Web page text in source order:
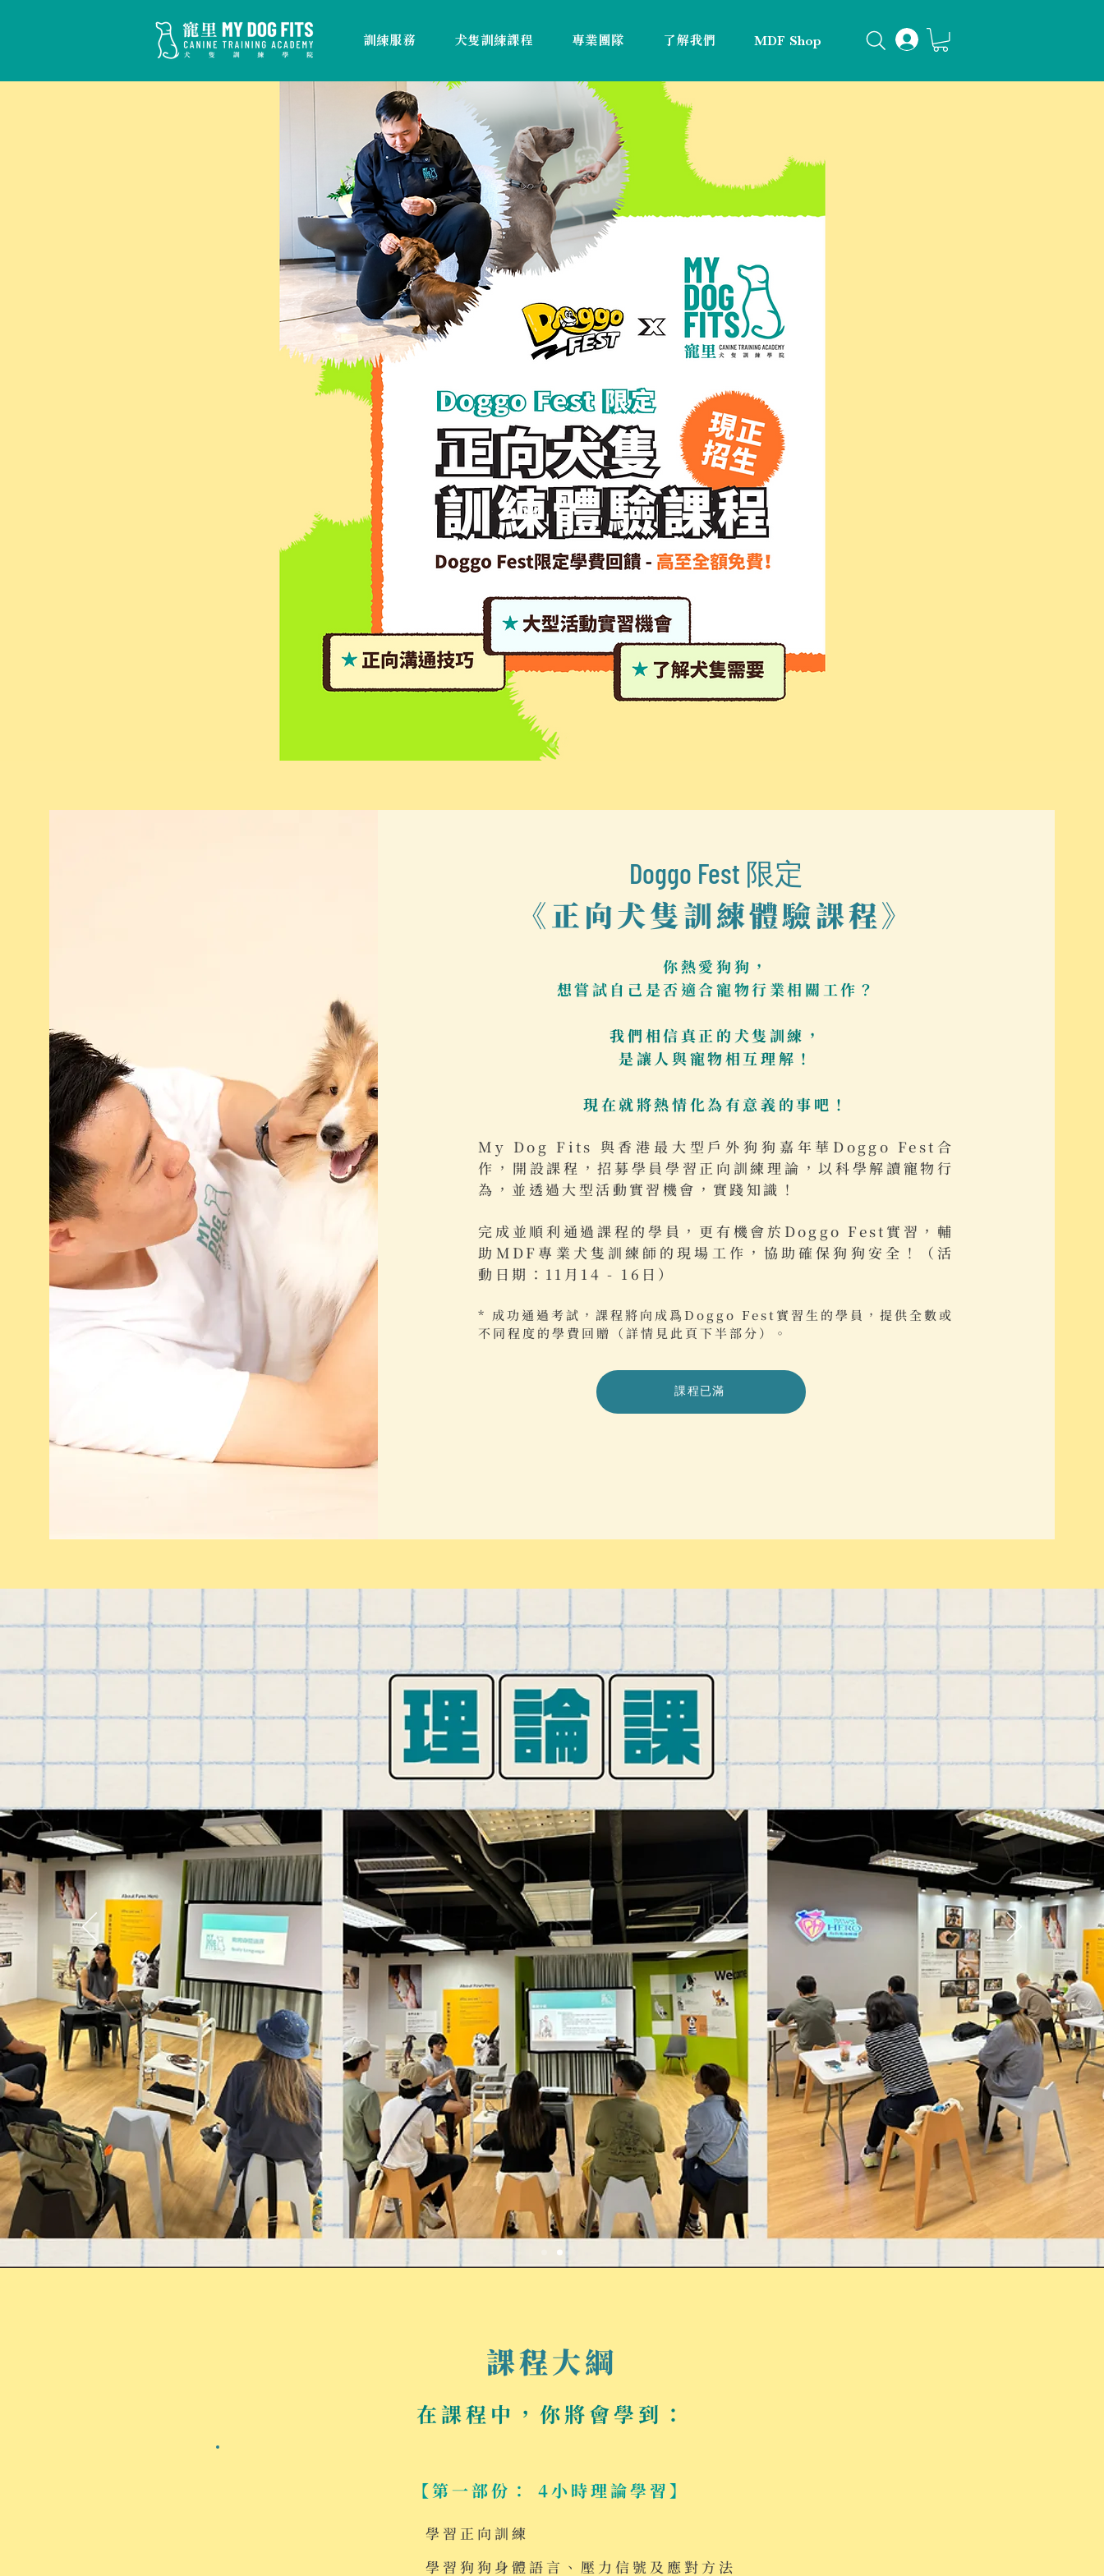
訓練服務 犬隻訓練課程 專業團隊 了解我們 MDF Shop
Doggo Fest 限定
《正向犬隻訓練體驗課程》
你熱愛狗狗，
想嘗試自己是否適合寵物行業相關工作？
我們相信真正的犬隻訓練，
是讓人與寵物相互理解！
現在就將熱情化為有意義的事吧！
My Dog Fits 與香港最大型戶外狗狗嘉年華Doggo Fest合
作，開設課程，招募學員學習正向訓練理論，以科學解讀寵物行
為，並透過大型活動實習機會，實踐知識！
完成並順利通過課程的學員，更有機會於Doggo Fest實習，輔
助MDF專業犬隻訓練師的現場工作，協助確保狗狗安全！（活
動日期：11月14 - 16日）
* 成功通過考試，課程將向成爲Doggo Fest實習生的學員，提供全數或
不同程度的學費回贈（詳情見此頁下半部分）。
課程已滿
課程大綱
在課程中，你將會學到：
【第一部份： 4小時理論學習】
學習正向訓練
學習狗狗身體語言、壓力信號及應對方法